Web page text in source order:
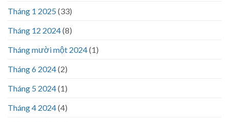
Tháng 1 2025(33)
Tháng 12 2024(8)
Tháng mười một 2024(1)
Tháng 6 2024(2)
Tháng 5 2024(1)
Tháng 4 2024(4)